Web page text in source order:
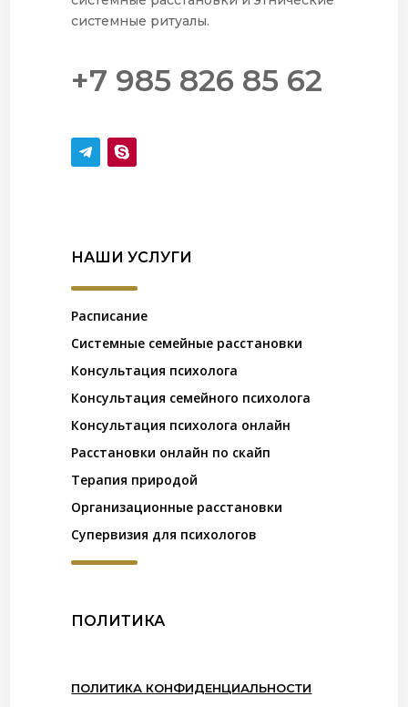
системные ритуалы.
+7 985 826 85 62
НАШИ УСЛУГИ
Расписание
Системные семейные расстановки
Консультация психолога
Консультация семейного психолога
Консультация психолога онлайн
Расстановки онлайн по скайп
Терапия природой
Организационные расстановки
Супервизия для психологов
ПОЛИТИКА
ПОЛИТИКА КОНФИДЕНЦИАЛЬНОСТИ